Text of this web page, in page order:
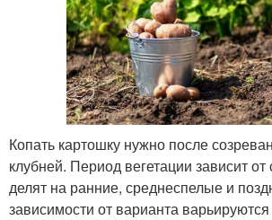
Копать картошку нужно после
клубней. Период вегетации зависит
делят на ранние, среднеспелые и
зависимости от варианта